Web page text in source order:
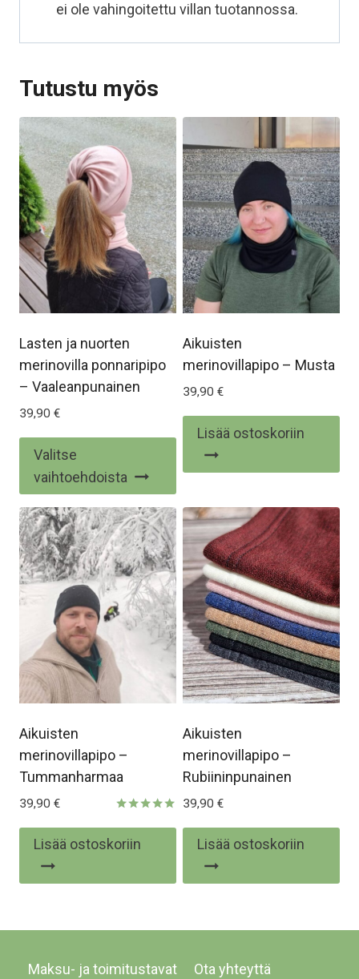
ei ole vahingoitettu villan tuotannossa.
Tutustu myös
Lasten ja nuorten
merinovilla ponnaripipo
– Vaaleanpunainen
39,90 €
Valitse
vaihtoehdoista
tuotteella
on
useampi
muunnelma.
Voit
tehdä
valinnat
tuotteen
sivulla.
Aikuisten
merinovillapipo – Musta
39,90 €
Lisää ostoskoriin
Aikuisten
merinovillapipo –
Tummanharmaa
5.00
39,90 €
Lisää ostoskoriin
Aikuisten
merinovillapipo –
Rubiininpunainen
39,90 €
Lisää ostoskoriin
Maksu- ja toimitustavat
Ota yhteyttä